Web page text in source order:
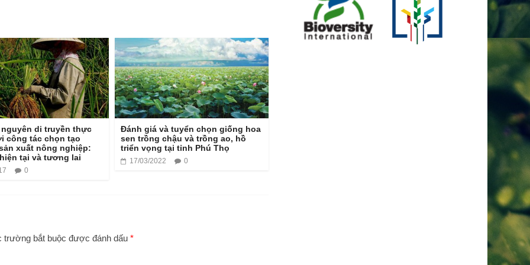
nguyên di truyền thực
công tác chọn tạo
xuất nông nghiệp:
tại và tương lai
0
Đánh giá và tuyển chọn giống hoa
sen trồng chậu và trồng ao, hồ
triển vọng tại tỉnh Phú Thọ
17/03/2022 0
trường bắt buộc được đánh dấu *